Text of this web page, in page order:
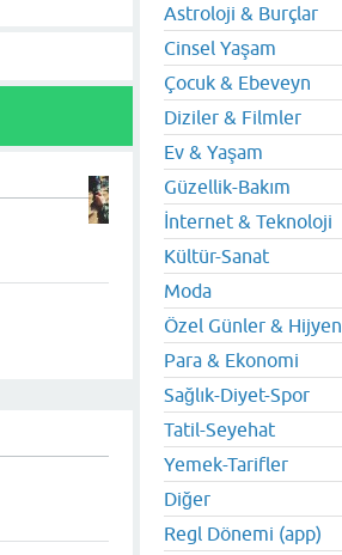
Astroloji & Burçlar
Cinsel Yaşam
Çocuk & Ebeveyn
Diziler & Filmler
Ev & Yaşam
Güzellik-Bakım
İnternet & Teknoloji
Kültür-Sanat
Moda
Özel Günler & Hijyen
Para & Ekonomi
Sağlık-Diyet-Spor
Tatil-Seyehat
Yemek-Tarifler
Diğer
Regl Dönemi (app)